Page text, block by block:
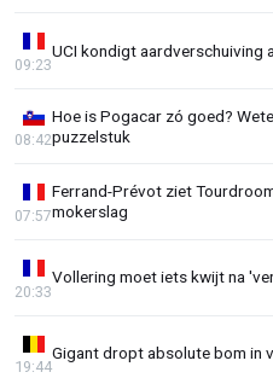
UCI kondigt aardverschuiving
09:23
Hoe is Pogacar zó goed?
puzzelstuk
08:42
Ferrand-Prévot ziet
mokerslag
07:57
Vollering moet iets kwijt na
20:33
Gigant dropt absolute bom in
19:44